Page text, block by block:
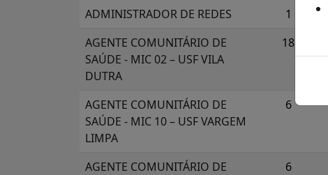
ADMINISTRADOR DE REDES
1
AGENTE COMUNITÁRIO DE
SAÚDE - MIC 02 – USF VILA
DUTRA
18
AGENTE COMUNITÁRIO DE
SAÚDE - MIC 10 – USF VARGEM
LIMPA
6
AGENTE COMUNITÁRIO DE
6